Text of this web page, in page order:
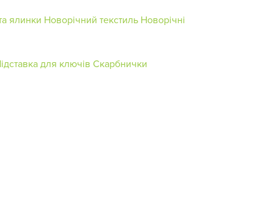
ялинки Новорічний текстиль Новорічні
для ключів Скарбнички